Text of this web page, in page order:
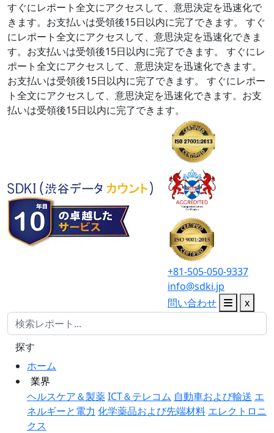
すぐにレポート全文にアクセスして、意思決定を迅速化で
きます。お支払いは受領後15日以内に完了できます。
すぐ
にレポート全文にアクセスして、意思決定を迅速化できま
す。お支払いは受領後15日以内に完了できます。
すぐにレ
ポート全文にアクセスして、意思決定を迅速化できます。
お支払いは受領後15日以内に完了できます。
すぐにレポー
ト全文にアクセスして、意思決定を迅速化できます。お支
払いは受領後15日以内に完了できます。
+81-505-050-9337
info@sdki.jp
問い合わせ
x
ホーム
業界
ヘルスケア＆製薬ICT＆テレコム 自動車および輸送 エ
ネルギーと電力 化学薬品および先端材料 エレクトロニ
クス
探す